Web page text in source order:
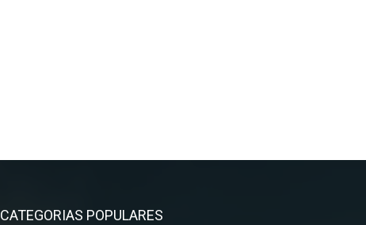
CATEGORIAS POPULARES